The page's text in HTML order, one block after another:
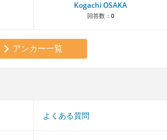
Kogachi OSAKA
回答数： 0
アンカー一覧
よくある質問